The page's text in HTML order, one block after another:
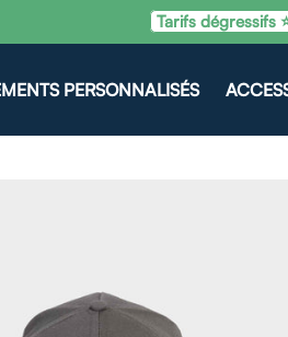
Tarifs dégressifs
PERSONNALISÉS